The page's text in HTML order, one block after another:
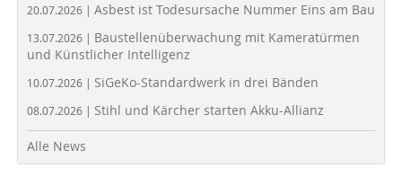
20.07.2026 | Asbest ist Todesursache Nummer Eins am Bau
13.07.2026 | Baustellenüberwachung mit Kameratürmen
und Künstlicher Intelligenz
10.07.2026 | SiGeKo-Standardwerk in drei Bänden
08.07.2026 | Stihl und Kärcher starten Akku-Allianz
Alle News